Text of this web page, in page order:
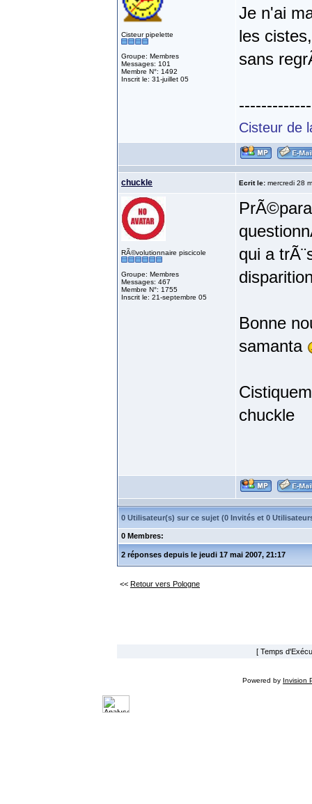
Cisteur pipelette
Groupe: Membres
Messages: 101
Membre N°: 1492
Inscrit le: 31-juillet 05
Je n'ai
les
sans
Cisteur de
chuckle Ecrit le: mercredi 28
RÃ©volutionnaire piscicole
Groupe: Membres
Messages: 467
Membre N°: 1755
Inscrit le: 21-septembre 05
qui a
Bonne
samanta
chuckle
0 Utilisateur(s) sur ce sujet (0 Invités et 0
0 Membres:
2 réponses depuis le jeudi 17 mai 2007, 21:17
<< Retour vers Pologne
[ Temps
Powered by Invision